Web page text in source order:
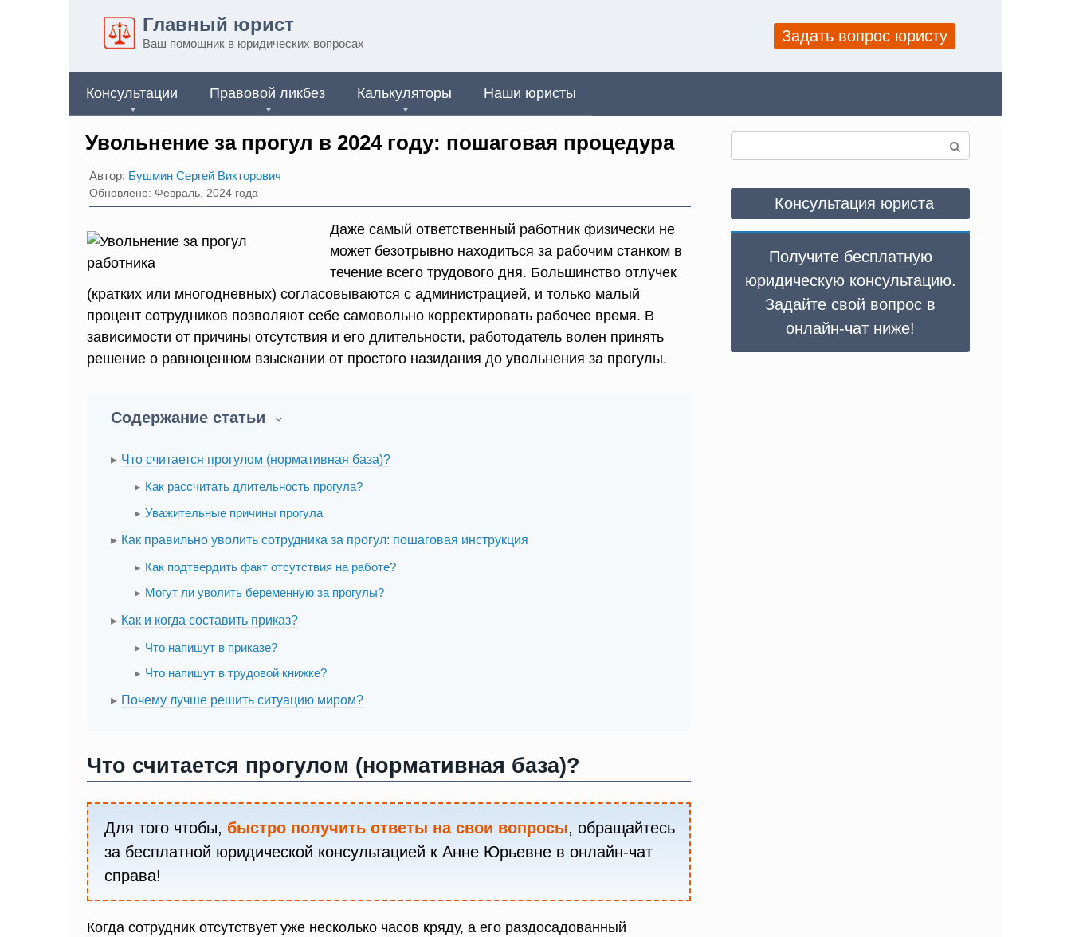
Главный юрист
Ваш помощник в юридических вопросах Задать вопрос юристу
Консультации Правовой ликбез Калькуляторы Наши юристы
Увольнение за прогул в 2024 году: пошаговая процедура
Автор: Бушмин Сергей Викторович
Обновлено: Февраль, 2024 года
Даже самый ответственный работник физически не
может безотрывно находиться за рабочим станком в
течение всего трудового дня. Большинство отлучек
(кратких или многодневных) согласовываются с администрацией, и только малый
процент сотрудников позволяют себе самовольно корректировать рабочее время. В
зависимости от причины отсутствия и его длительности, работодатель волен принять
решение о равноценном взыскании от простого назидания до увольнения за прогулы.
Содержание статьи
Что считается прогулом (нормативная база)?
Как рассчитать длительность прогула?
Уважительные причины прогула
Как правильно уволить сотрудника за прогул: пошаговая инструкция
Как подтвердить факт отсутствия на работе?
Могут ли уволить беременную за прогулы?
Как и когда составить приказ?
Что напишут в приказе?
Что напишут в трудовой книжке?
Почему лучше решить ситуацию миром?
Что считается прогулом (нормативная база)?
Для того чтобы, быстро получить ответы на свои вопросы, обращайтесь
за бесплатной юридической консультацией к Анне Юрьевне в онлайн-чат
справа!
Когда сотрудник отсутствует уже несколько часов кряду, а его раздосадованный
Консультация юриста
Получите бесплатную
юридическую консультацию.
Задайте свой вопрос в
онлайн-чат ниже!